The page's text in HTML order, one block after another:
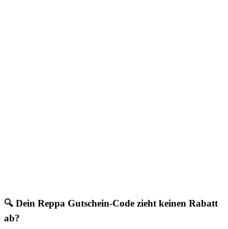
🔍 Dein Reppa Gutschein-Code zieht keinen Rabatt
ab?